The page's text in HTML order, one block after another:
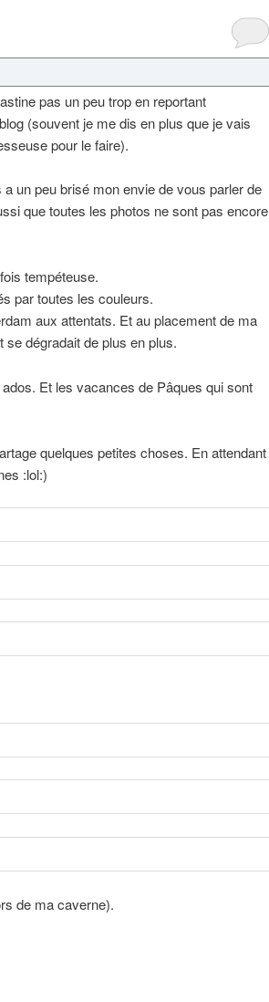
pas un peu trop en reportant
(souvent je me dis en plus que je vais
pour le faire).
un peu brisé mon envie de vous parler de
que toutes les photos ne sont pas encore
tempéteuse.
par toutes les couleurs.
aux attentats. Et au placement de ma
dégradait de plus en plus.
Et les vacances de Pâques qui sont
quelques petites choses. En attendant
:lol:)
de ma caverne).